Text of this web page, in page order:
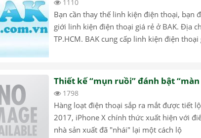
1110
Bạn cần thay thế linh kiện điện thoại, bạn
giới linh kiện điện thoại giá rẻ ở BAK. Địa
TP.HCM. BAK cung cấp linh kiện điện thoại
Thiết kế “mụn ruồi” đánh bật
1798
Hàng loạt điện thoại sắp ra mắt được tiết
2017, iPhone X chính thức xuất hiện với
nhà sản xuất đã "nhái" lại một cách lộ